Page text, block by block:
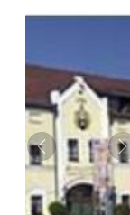
Zurück